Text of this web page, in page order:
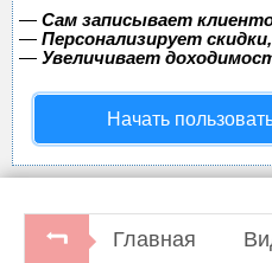
— Сам записывает
— Персонализирует
— Увеличивает
Начать
Главная